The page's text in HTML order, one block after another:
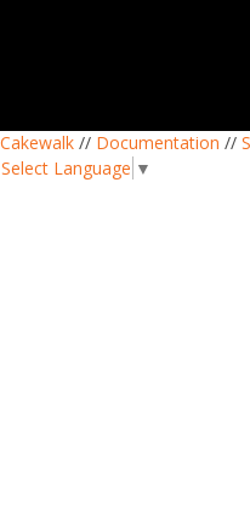
Cakewalk // Documentation //
Select Language ▼